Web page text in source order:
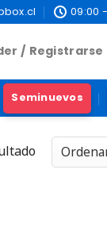
09:00 -
/ Registrarse
Seminuevos